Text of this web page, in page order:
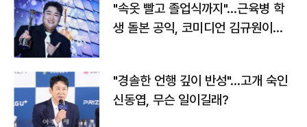
"속옷 빨고 졸업식까지"…근육병 학
생 돌본 공익, 코미디언 김규원이었
"경솔한 언행 깊이 반성"…고개 숙인
신동엽, 무슨 일이길래?